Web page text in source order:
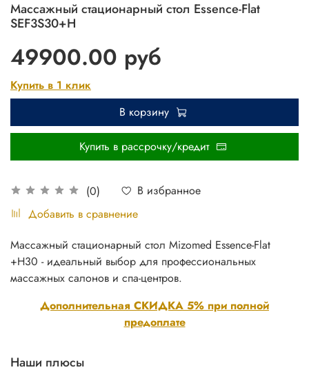
Массажный стационарный стол Essence-Flat
SEF3S30+H
(0)
В избранное
Добавить в сравнение
49900.00 руб
Купить в 1 клик
В корзину
Купить в рассрочку/кредит
Дополнительная СКИДКА 5% при полной
предоплате
Массажный стационарный стол Mizomed Essence-Flat
+H30 - идеальный выбор для профессиональных
массажных салонов и спа-центров.
Наши плюсы